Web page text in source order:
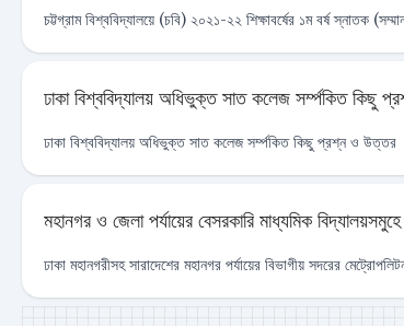
চট্টগ্রাম বিশ্ববিদ্যালয়ে (চবি) ২০২১-২২ শিক্ষাবর্ষের ১ম বর্ষ স্নাতক
ঢাকা বিশ্ববিদ্যালয় অধিভুক্ত সাত কলেজ সর্ম্পকিত কিছু
ঢাকা বিশ্ববিদ্যালয় অধিভুক্ত সাত কলেজ সর্ম্পকিত কিছু প্রশ্ন ও উত্তর
মহানগর ও জেলা পর্যায়ের বেসরকারি মাধ্যমিক বিদ্যালয়সমুহে
ঢাকা মহানগরীসহ সারাদেশের মহানগর পর্যায়ের বিভাগীয় সদরের